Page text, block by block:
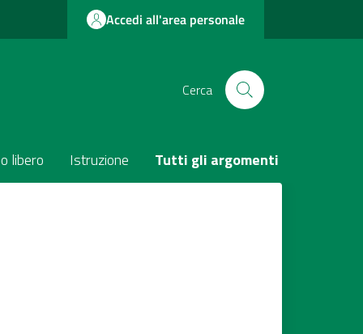
Accedi all'area personale
Cerca
libero Istruzione Tutti gli argomenti